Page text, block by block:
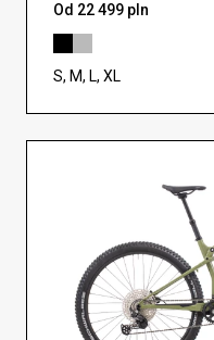
Od 22 499 pln
S, M, L, XL